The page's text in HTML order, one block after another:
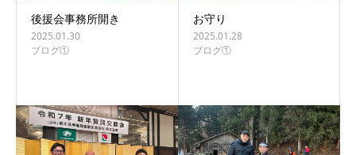
後援会事務所開き
2025.01.30
ブログ①
お守り
2025.01.28
ブログ①